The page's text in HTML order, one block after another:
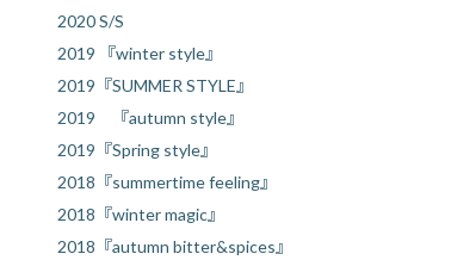
2020 S/S
2019 『winter style』
2019『SUMMER STYLE』
2019 『autumn style』
2019『Spring style』
2018『summertime feeling』
2018『winter magic』
2018『autumn bitter&spices』